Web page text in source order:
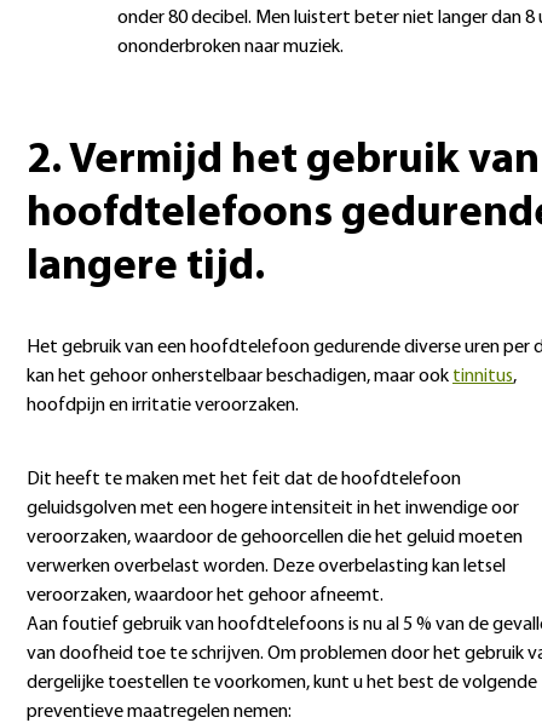
onder 80 decibel. Men luistert beter niet langer dan 8
ononderbroken naar muziek.
2. Vermijd het gebruik van
hoofdtelefoons
langere tijd.
Het gebruik van een hoofdtelefoon gedurende diverse uren per
kan het gehoor onherstelbaar beschadigen, maar ook tinnitus,
hoofdpijn en irritatie veroorzaken.
Dit heeft te maken met het feit dat de hoofdtelefoon
geluidsgolven met een hogere intensiteit in het inwendige oor
veroorzaken, waardoor de gehoorcellen die het geluid moeten
verwerken overbelast worden. Deze overbelasting kan letsel
veroorzaken, waardoor het gehoor afneemt.
Aan foutief gebruik van hoofdtelefoons is nu al 5 % van de
van doofheid toe te schrijven. Om problemen door het gebruik
dergelijke toestellen te voorkomen, kunt u het best de volgende
preventieve maatregelen nemen: